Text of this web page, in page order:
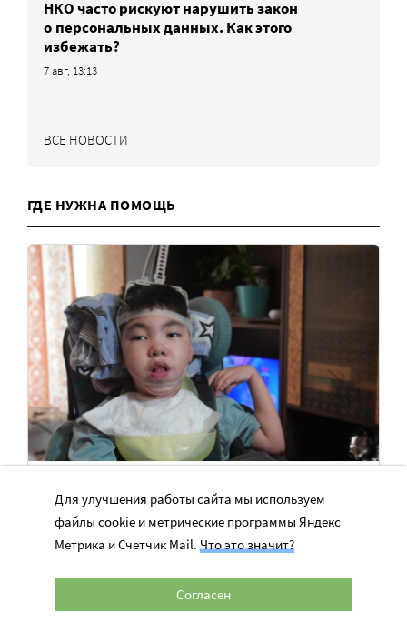
НКО часто рискуют нарушить закон
о персональных данных. Как этого
избежать?
7 авг, 13:13
ВСЕ НОВОСТИ
ГДЕ НУЖНА ПОМОЩЬ
У Мадины самый тяжелый уровень
ДЦП. Очень нужна сиделка!
Мама Мадины хочет получить профессию и работать.
Для улучшения работы сайта мы используем
файлы cookie и метрические программы Яндекс
Метрика и Счетчик Mail. Что это значит?
Согласен